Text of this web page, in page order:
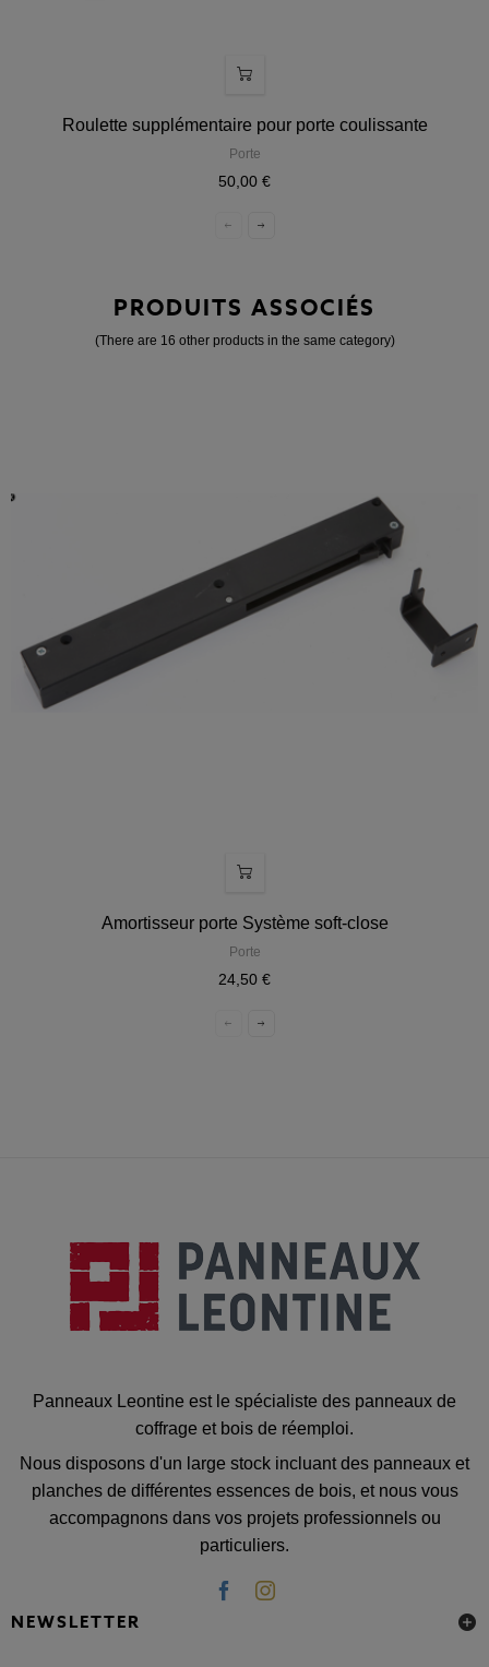
Roulette supplémentaire pour porte coulissante
Porte
50,00 €
PRODUITS ASSOCIÉS
(There are 16 other products in the same category)
Amortisseur porte Système soft-close
Porte
24,50 €
Panneaux Leontine est le spécialiste des panneaux de
coffrage et bois de réemploi.
Nous disposons d'un large stock incluant des panneaux et
planches de différentes essences de bois, et nous vous
accompagnons dans vos projets professionnels ou
particuliers.
NEWSLETTER